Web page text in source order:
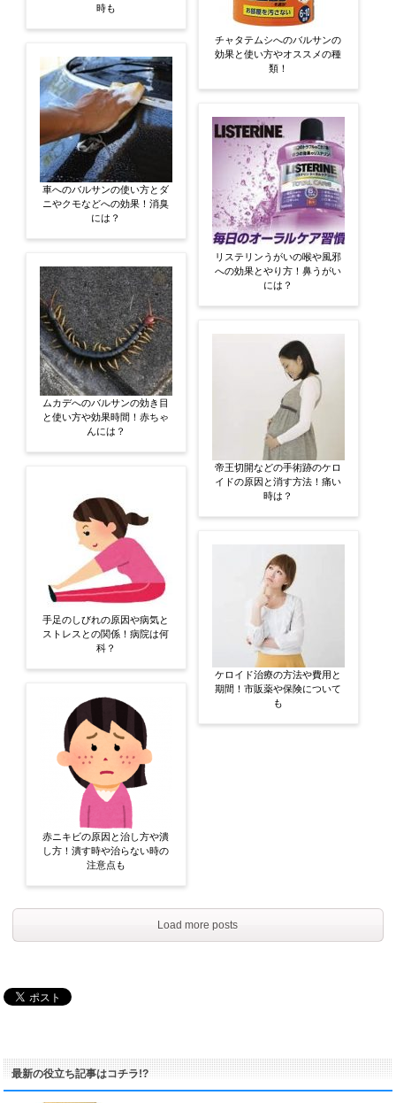
時も
車へのバルサンの使い方とダ
ニやクモなどへの効果！消臭
には？
ムカデへのバルサンの効き目
と使い方や効果時間！赤ちゃ
んには？
手足のしびれの原因や病気と
ストレスとの関係！病院は何
科？
赤ニキビの原因と治し方や潰
し方！潰す時や治らない時の
注意点も
チャタテムシへのバルサンの
効果と使い方やオススメの種
類！
リステリンうがいの喉や風邪
への効果とやり方！鼻うがい
には？
帝王切開などの手術跡のケロ
イドの原因と消す方法！痛い
時は？
ケロイド治療の方法や費用と
期間！市販薬や保険について
も
Load more posts
最新の役立ち記事はコチラ!?